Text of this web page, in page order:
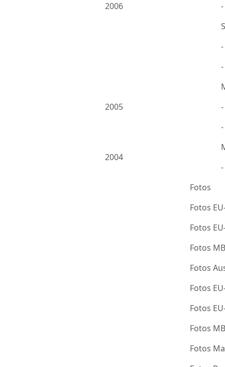
2006
2005
2004
Fotos
Fotos
Fotos
Fotos
Fotos
Fotos
Fotos
Fotos
Fotos